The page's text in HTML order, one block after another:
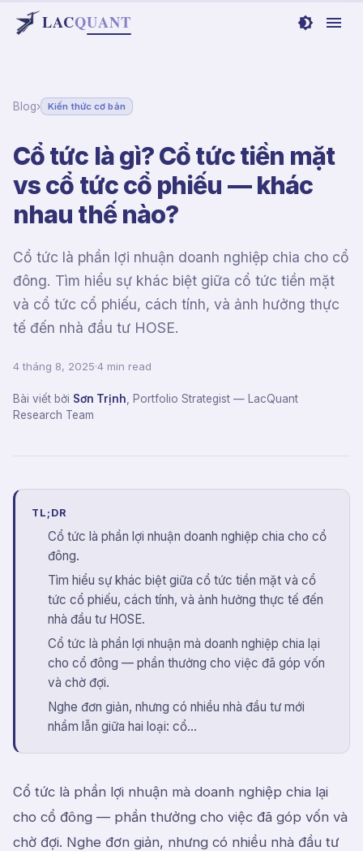
LACQUANT
Blog› Kiến thức cơ bản
Cổ tức là gì? Cổ tức tiền mặt
vs cổ tức cổ phiếu — khác
nhau thế nào?
Cổ tức là phần lợi nhuận doanh nghiệp chia cho cổ
đông. Tìm hiểu sự khác biệt giữa cổ tức tiền mặt
và cổ tức cổ phiếu, cách tính, và ảnh hưởng thực
tế đến nhà đầu tư HOSE.
4 tháng 8, 2025·4 min read
Bài viết bởi Sơn Trịnh Portfolio Strategist — LacQuant
Research Team
TL;DR
Cổ tức là phần lợi nhuận doanh nghiệp chia cho cổ
đông.
Tìm hiểu sự khác biệt giữa cổ tức tiền mặt và cổ
tức cổ phiếu, cách tính, và ảnh hưởng thực tế đến
nhà đầu tư HOSE.
Cổ tức là phần lợi nhuận mà doanh nghiệp chia lại
cho cổ đông — phần thưởng cho việc đã góp vốn
và chờ đợi.
Nghe đơn giản, nhưng có nhiều nhà đầu tư mới
nhầm lẫn giữa hai loại: cổ...
Cổ tức là phần lợi nhuận mà doanh nghiệp chia lại
cho cổ đông — phần thưởng cho việc đã góp vốn và
chờ đợi. Nghe đơn giản, nhưng có nhiều nhà đầu tư